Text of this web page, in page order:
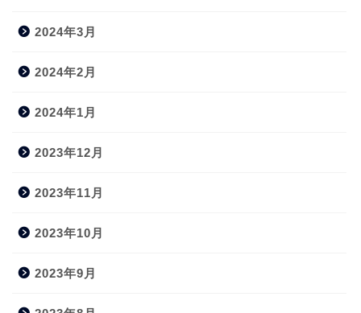
2024年3月
2024年2月
2024年1月
2023年12月
2023年11月
2023年10月
2023年9月